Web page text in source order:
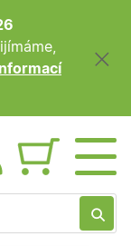
Obsah